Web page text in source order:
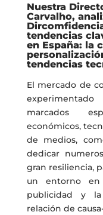
Nuestra
Carvalho,
tendencias
en España: la
tendencias
El mercado de
marcados
económicos,
de medios,
dedicar
gran resiliencia,
un entorno en
publicidad y
relación de